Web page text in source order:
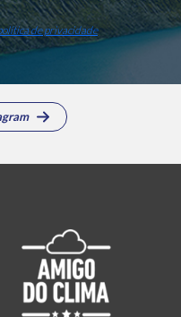
de privacidade